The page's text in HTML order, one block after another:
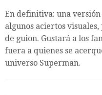
En definitiva: una
algunos aciertos
de guion. Gustará a los
fuera a quienes se
universo Superman.